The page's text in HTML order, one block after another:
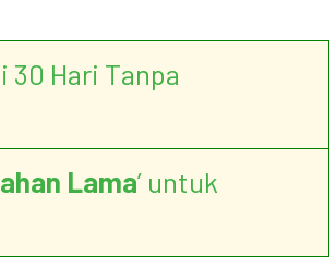
30 Hari Tanpa
Lama’ untuk